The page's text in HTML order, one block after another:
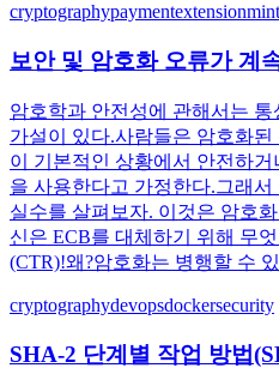
cryptographypaymentextension
보안 및 암호화 오류가 계
암호학과 안전성에 관해서는
가설이 있다.사람들은 암호화
이 기본적인 상황에서 안전하
을 사용한다고 가정한다.그래
실수를 살펴보자. 이것은 암호
신은 ECB를 대체하기 위해 무
(CTR)!왜?암호화는 병행할 수
cryptographydevopsdockersecurity
SHA-2 단계별 작업 방법